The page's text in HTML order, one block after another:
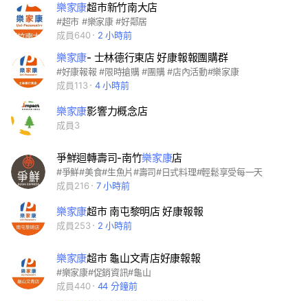
樂家康超市新竹南大店
#超市 #樂家康 #好鄰居
成員640
2 小時前
樂家康- 士林德行東店 好康報報團購群
#好康報報 #限時搶購 #團購 #店內活動#樂家康
成員113
4 小時前
樂家康影響力概念店
成員3
爭鮮迴轉壽司-南竹樂家康店
#爭鮮#美食#生魚片#壽司#日式料理#輕鬆享受每一天
成員216
7 小時前
樂家康超市 南屯黎明店 好康報報
成員253 2 小時前
樂家康超市 龜山文青店好康報報
#樂家康#促銷資訊#龜山
成員440
44 分鐘前